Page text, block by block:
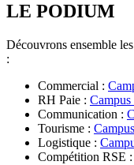
LE PODIUM
Découvrons ensemble
:
Commercial :
RH Paie :
Communication :
Tourisme :
Logistique :
Compétition RSE :